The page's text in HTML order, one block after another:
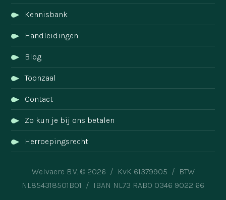
Kennisbank
Handleidingen
Blog
Toonzaal
Contact
Zo kun je bij ons betalen
Herroepingsrecht
Welvaere B.V. © 2026 / KvK 61379905 / BTW
NL854318501B01 / IBAN NL73 RABO 0346 9022 66